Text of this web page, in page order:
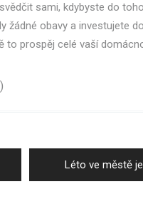
sami, kdybyste do
žádné obavy a investujete
to prospěj celé vaší
Next
post:
Léto ve městě